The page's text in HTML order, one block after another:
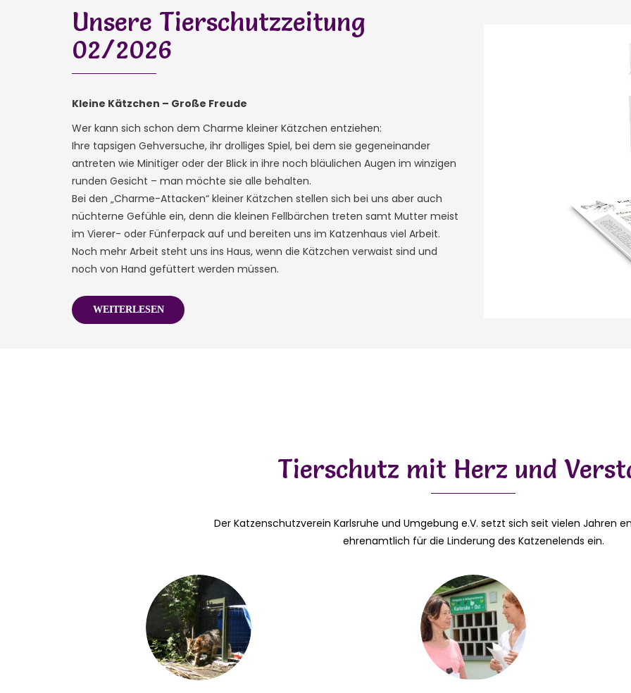
Unsere Tierschutzzeitung
02/2026
Kleine Kätzchen – Große Freude
Wer kann sich schon dem Charme kleiner Kätzchen entziehen:
Ihre tapsigen Gehversuche, ihr drolliges Spiel, bei dem sie gegeneinander
antreten wie Minitiger oder der Blick in ihre noch bläulichen Augen im winzigen
runden Gesicht – man möchte sie alle behalten.
Bei den „Charme-Attacken“ kleiner Kätzchen stellen sich bei uns aber auch
nüchterne Gefühle ein, denn die kleinen Fellbärchen treten samt Mutter meist
im Vierer- oder Fünferpack auf und bereiten uns im Katzenhaus viel Arbeit.
Noch mehr Arbeit steht uns ins Haus, wenn die Kätzchen verwaist sind und
noch von Hand gefüttert werden müssen.
WEITERLESEN
Tierschutz mit Herz und
Der Katzenschutzverein Karlsruhe und Umgebung e.V. setzt sich seit vielen Jahren
ehrenamtlich für die Linderung des Katzenelends ein.